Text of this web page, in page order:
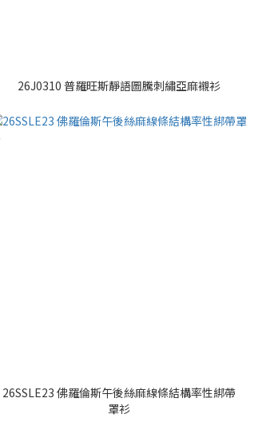
26J0310 普羅旺斯靜語圖騰刺繡亞麻襯衫
26SSLE23 佛羅倫斯午後絲麻線條結構率性綁帶
罩衫